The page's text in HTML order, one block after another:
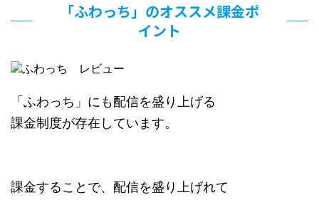
「ふわっち」のオススメ課金ポ
イント
「ふわっち」にも配信を盛り上げる
課金制度が存在しています。
課金することで、配信を盛り上げれて